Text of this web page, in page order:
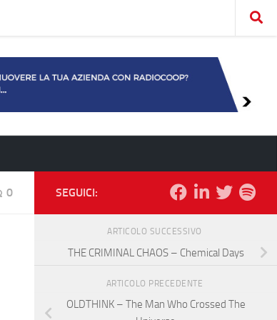
0 SEGUICI:
ARTICOLO SUCCESSIVO
THE CRIMINAL CHAOS – Chemical Days
ARTICOLO PRECEDENTE
OLDTHINK – The Man Who Crossed The